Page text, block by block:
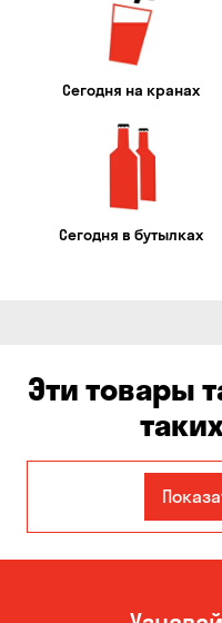
Сегодня на кранах
Сегодня в бутылках
Эти товары
Авангард
Бабурка